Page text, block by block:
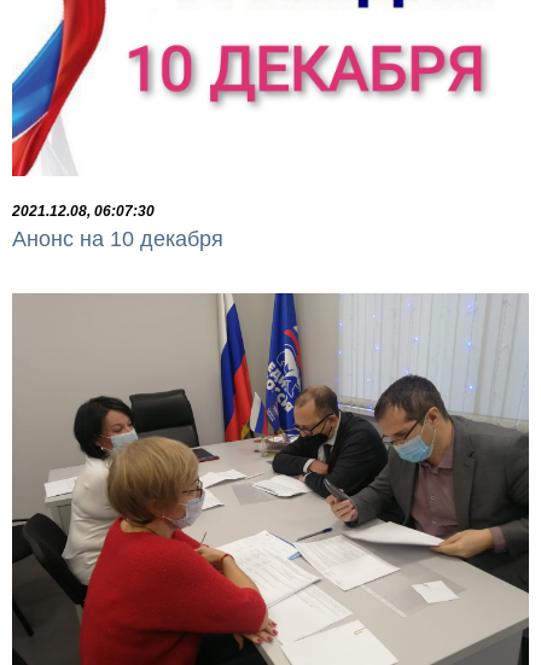
2021.12.08, 06:07:30
Анонс на 10 декабря